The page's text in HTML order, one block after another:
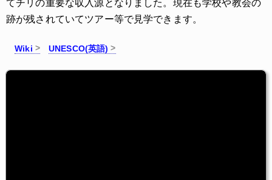
てチリの重要な収入源となりました。現在も学校や教会の
跡が残されていてツアー等で見学できます。
Wiki UNESCO(英語)